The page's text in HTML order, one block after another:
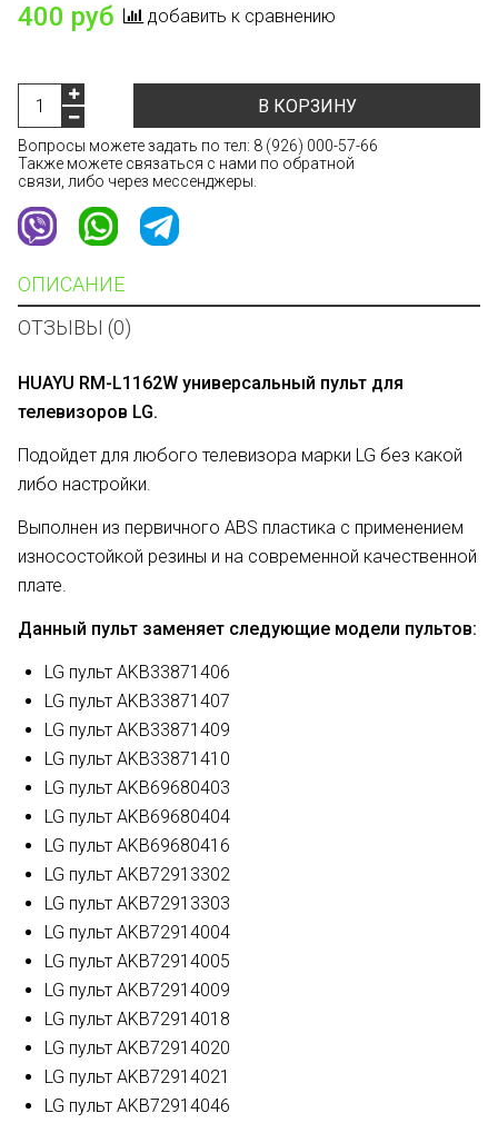
400 руб добавить к сравнению
В КОРЗИНУ
Вопросы можете задать по тел: 8 (926) 000-57-66
Также можете связаться с нами по обратной
связи, либо через мессенджеры.
ОПИСАНИЕ
ОТЗЫВЫ (0)
HUAYU RM-L1162W универсальный пульт для
телевизоров LG.
Подойдет для любого телевизора марки LG без какой
либо настройки.
Выполнен из первичного ABS пластика с применением
износостойкой резины и на современной качественной
плате.
Данный пульт заменяет следующие модели пультов:
LG пульт AKB33871406
LG пульт AKB33871407
LG пульт AKB33871409
LG пульт AKB33871410
LG пульт AKB69680403
LG пульт AKB69680404
LG пульт AKB69680416
LG пульт AKB72913302
LG пульт AKB72913303
LG пульт AKB72914004
LG пульт AKB72914005
LG пульт AKB72914009
LG пульт AKB72914018
LG пульт AKB72914020
LG пульт AKB72914021
LG пульт AKB72914046